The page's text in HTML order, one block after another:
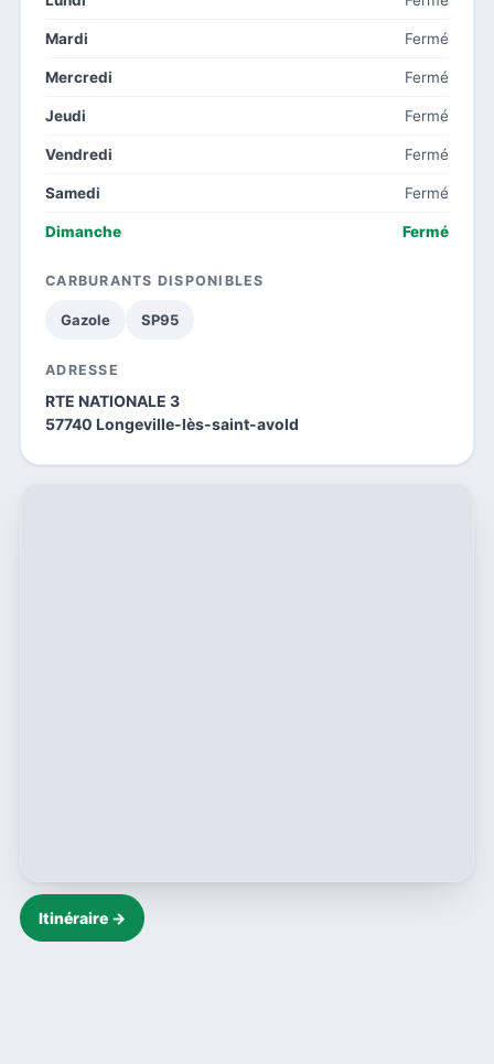
Mardi Fermé
Mercredi Fermé
Jeudi Fermé
Vendredi Fermé
Samedi Fermé
Dimanche Fermé
CARBURANTS DISPONIBLES
Gazole SP95
ADRESSE
RTE NATIONALE 3
57740 Longeville-lès-saint-avold
Itinéraire →